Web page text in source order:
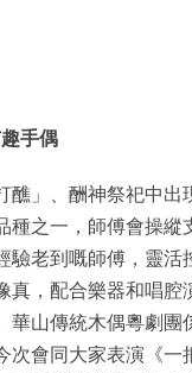
手偶
醮」、酬神祭祀中出
種之一，師傅會操縱
驗老到嘅師傅，靈活
真，配合樂器和唱腔
華山傳統木偶粵劇團
次會同大家表演《一